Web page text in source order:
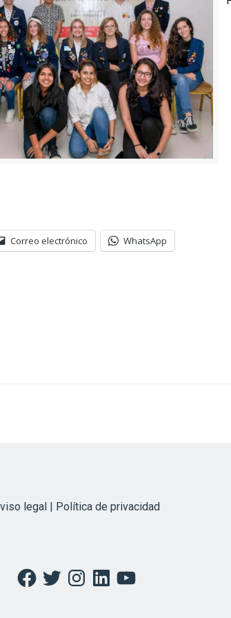
Correo electrónico WhatsApp
legal | Política de privacidad
Facebook
TwitterInstagramLinkedInYouTube